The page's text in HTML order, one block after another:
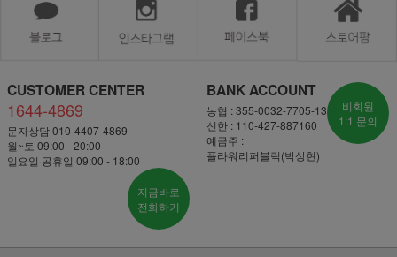
CUSTOMER CENTER
1644-4869
문자상담 010-4407-4869
월~토 09:00 - 20:00
일요일·공휴일 09:00 - 18:00
지금바로
전화하기
BANK ACCOUNT
농협 : 355-0032-7705-13
신한 : 110-427-887160
예금주 :
플라워리퍼블릭(박상현)
비회원
1:1 문의